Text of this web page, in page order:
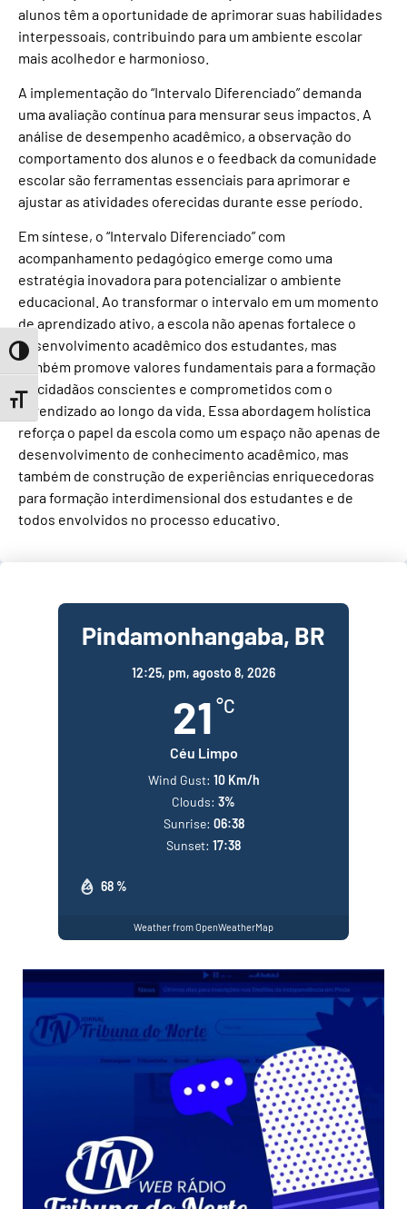
Toggle High Contrast
Toggle Font size
alunos têm a oportunidade de aprimorar suas habilidades
interpessoais, contribuindo para um ambiente escolar
mais acolhedor e harmonioso.
A implementação do “Intervalo Diferenciado” demanda
uma avaliação contínua para mensurar seus impactos. A
análise de desempenho acadêmico, a observação do
comportamento dos alunos e o feedback da comunidade
escolar são ferramentas essenciais para aprimorar e
ajustar as atividades oferecidas durante esse período.
Em síntese, o “Intervalo Diferenciado” com
acompanhamento pedagógico emerge como uma
estratégia inovadora para potencializar o ambiente
educacional. Ao transformar o intervalo em um momento
de aprendizado ativo, a escola não apenas fortalece o
desenvolvimento acadêmico dos estudantes, mas
também promove valores fundamentais para a formação
de cidadãos conscientes e comprometidos com o
aprendizado ao longo da vida. Essa abordagem holística
reforça o papel da escola como um espaço não apenas de
desenvolvimento de conhecimento acadêmico, mas
também de construção de experiências enriquecedoras
para formação interdimensional dos estudantes e de
todos envolvidos no processo educativo.
Pindamonhangaba, BR
12:25, pm, agosto 8, 2026
21 °C
Céu Limpo
68 %
Wind Gust: 10 Km/h
Clouds: 3%
Sunrise: 06:38
Sunset: 17:38
Weather from OpenWeatherMap